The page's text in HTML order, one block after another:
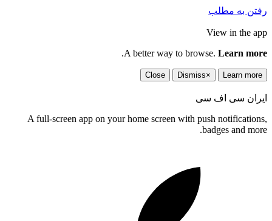
رفتن به مطلب
View in the app
A better way to browse. Learn more
.
Learn more
×
Dismiss
Close
ایران سی اف سی
A full-screen app on your home screen with push notifications,
badges and more.